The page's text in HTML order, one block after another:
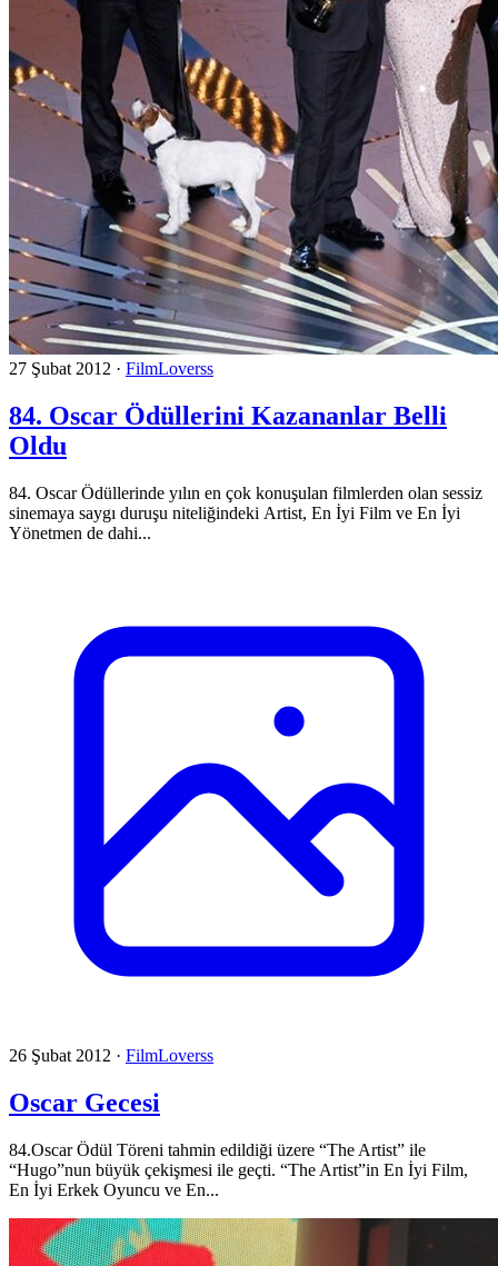
27 Şubat 2012 · FilmLoverss
84. Oscar Ödüllerini Kazananlar Belli
Oldu
84. Oscar Ödüllerinde yılın en çok konuşulan filmlerden olan sessiz
sinemaya saygı duruşu niteliğindeki Artist, En İyi Film ve En İyi
Yönetmen de dahi...
26 Şubat 2012 · FilmLoverss
Oscar Gecesi
84.Oscar Ödül Töreni tahmin edildiği üzere “The Artist” ile
“Hugo”nun büyük çekişmesi ile geçti. “The Artist”in En İyi Film,
En İyi Erkek Oyuncu ve En...